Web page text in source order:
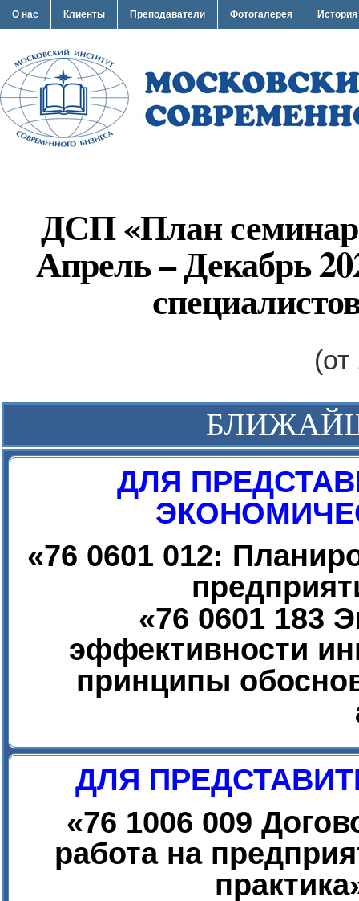
О нас Клиенты Преподаватели Фотогалерея История
ДСП «План
Апрель – Декабрь
ДЛЯ
«76 0601 012:
«76 0601 183
эффективности
принципы
ДЛЯ
«76 1006 009
работа на
практика